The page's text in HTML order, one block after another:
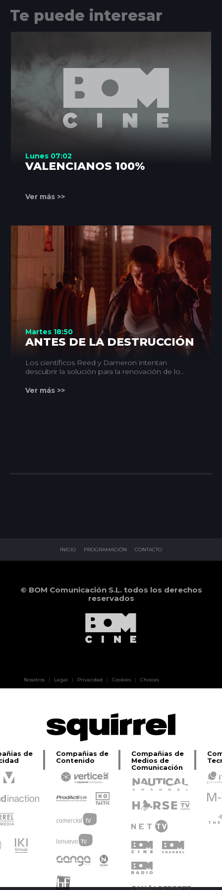
Te puede interesar
Lunes 07:02
VALENCIANOS 100%
Ver más >>
Martes 18:50
ANTES DE LA DESTRUCCIÓN
Los científicos Reed y Dameron intentan
descubrir la solución para la renovación de los
que extrae la energía de un agujero negro del
Ver más >>
INICIO PROGRAMACIÓN CONTACTO
© BOM Comunicación S.L. todos los derechos
reservados
Nosotros | Legal | Privacidad | Cookies | Choices
de
Compañias de
Contenido
Compañias de
Medios de
Comunicación